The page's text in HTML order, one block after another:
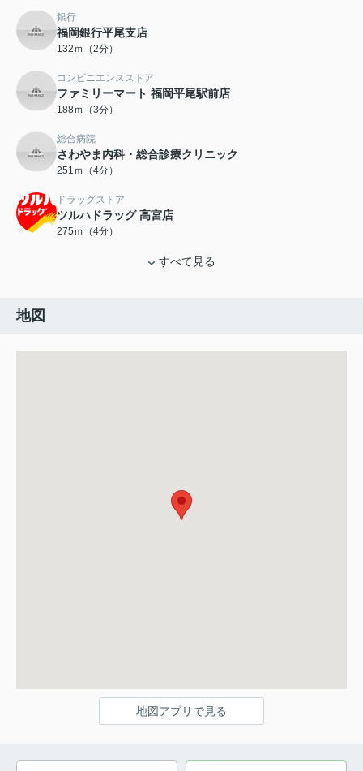
銀行
福岡銀行平尾支店
132ｍ（2分）
コンビニエンスストア
ファミリーマート 福岡平尾駅前店
188ｍ（3分）
総合病院
さわやま内科・総合診療クリニック
251ｍ（4分）
ドラッグストア
ツルハドラッグ 高宮店
275ｍ（4分）
すべて見る
地図
地図アプリで見る